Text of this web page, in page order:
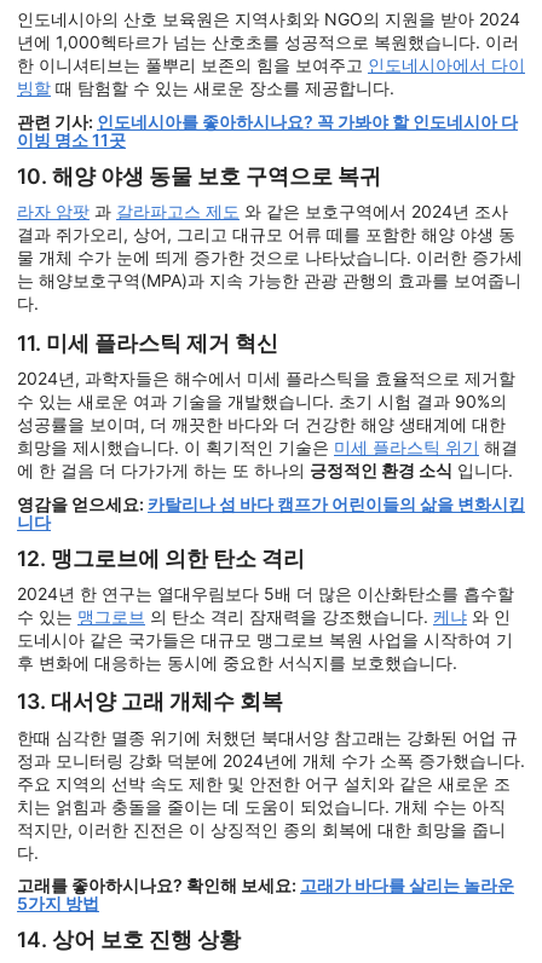
인도네시아의 산호 보육원은 지역사회와 NGO의 지원을 받아 2024
년에 1,000헥타르가 넘는 산호초를 성공적으로 복원했습니다. 이러
한 이니셔티브는 풀뿌리 보존의 힘을 보여주고 인도네시아에서 다이
빙할 때 탐험할 수 있는 새로운 장소를 제공합니다.
관련 기사: 인도네시아를 좋아하시나요? 꼭 가봐야 할 인도네시아 다
이빙 명소 11곳
10. 해양 야생 동물 보호 구역으로 복귀
라자 암팟 과 갈라파고스 제도 와 같은 보호구역에서 2024년 조사
결과 쥐가오리, 상어, 그리고 대규모 어류 떼를 포함한 해양 야생 동
물 개체 수가 눈에 띄게 증가한 것으로 나타났습니다. 이러한 증가세
는 해양보호구역(MPA)과 지속 가능한 관광 관행의 효과를 보여줍니
다.
11. 미세 플라스틱 제거 혁신
2024년, 과학자들은 해수에서 미세 플라스틱을 효율적으로 제거할
수 있는 새로운 여과 기술을 개발했습니다. 초기 시험 결과 90%의
성공률을 보이며, 더 깨끗한 바다와 더 건강한 해양 생태계에 대한
희망을 제시했습니다. 이 획기적인 기술은 미세 플라스틱 위기 해결
에 한 걸음 더 다가가게 하는 또 하나의 긍정적인 환경 소식 입니다.
영감을 얻으세요: 카탈리나 섬 바다 캠프가 어린이들의 삶을 변화시킵
니다
12. 맹그로브에 의한 탄소 격리
2024년 한 연구는 열대우림보다 5배 더 많은 이산화탄소를 흡수할
수 있는 맹그로브 의 탄소 격리 잠재력을 강조했습니다. 케냐 와 인
도네시아 같은 국가들은 대규모 맹그로브 복원 사업을 시작하여 기
후 변화에 대응하는 동시에 중요한 서식지를 보호했습니다.
13. 대서양 고래 개체수 회복
한때 심각한 멸종 위기에 처했던 북대서양 참고래는 강화된 어업 규
정과 모니터링 강화 덕분에 2024년에 개체 수가 소폭 증가했습니다.
주요 지역의 선박 속도 제한 및 안전한 어구 설치와 같은 새로운 조
치는 얽힘과 충돌을 줄이는 데 도움이 되었습니다. 개체 수는 아직
적지만, 이러한 진전은 이 상징적인 종의 회복에 대한 희망을 줍니
다.
고래를 좋아하시나요? 확인해 보세요: 고래가 바다를 살리는 놀라운
5가지 방법
14. 상어 보호 진행 상황